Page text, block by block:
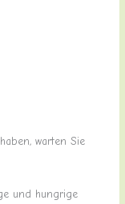
warten Sie
und hungrige